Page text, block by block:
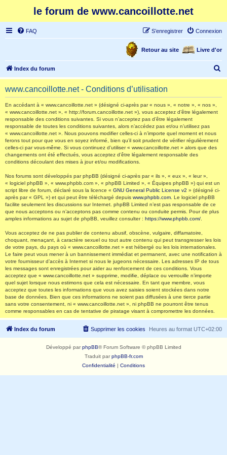
le forum de www.cancoillotte.net
FAQ Connexion
S’enregistrer
Livre d'or
Retour au site
Index du forum
e
www.cancoillotte.net - Conditions d’utilisation
En accédant à « www.cancoillotte.net » (désigné ci-après par « nous », « notre », « nos »,
« www.cancoillotte.net », « http://forum.cancoillotte.net »), vous acceptez d’être légalement
responsable des conditions suivantes. Si vous n’acceptez pas d’être légalement
responsable de toutes les conditions suivantes, alors n’accédez pas et/ou n’utilisez pas
« www.cancoillotte.net ». Nous pouvons modifier celles-ci à n’importe quel moment et nous
ferons tout pour que vous en soyez informé, bien qu’il soit prudent de vérifier régulièrement
celles-ci par vous-même. Si vous continuez d’utiliser « www.cancoillotte.net » alors que des
changements ont été effectués, vous acceptez d’être légalement responsable des
conditions découlant des mises à jour et/ou modifications.
Nos forums sont développés par phpBB (désigné ci-après par « ils », « eux », « leur »,
« logiciel phpBB », « www.phpbb.com », « phpBB Limited », « Équipes phpBB ») qui est un
script libre de forum, déclaré sous la licence « GNU General Public License v2 » (désigné ci-
après par « GPL ») et qui peut être téléchargé depuis www.phpbb.com . Le logiciel phpBB
facilite seulement les discussions sur Internet. phpBB Limited n’est pas responsable de ce
que nous acceptons ou n’acceptons pas comme contenu ou conduite permis. Pour de plus
amples informations au sujet de phpBB, veuillez consulter : https://www.phpbb.com/
Vous acceptez de ne pas publier de contenu abusif, obscène, vulgaire, diffamatoire,
choquant, menaçant, à caractère sexuel ou tout autre contenu qui peut transgresser les lois
de votre pays, du pays où « www.cancoillotte.net » est hébergé ou les lois internationales.
Le faire peut vous mener à un bannissement immédiat et permanent, avec une notification à
votre fournisseur d’accès à Internet si nous le jugeons nécessaire. Les adresses IP de tous
les messages sont enregistrées pour aider au renforcement de ces conditions. Vous
acceptez que « www.cancoillotte.net » supprime, modifie, déplace ou verrouille n’importe
quel sujet lorsque nous estimons que cela est nécessaire. En tant que membre, vous
acceptez que toutes les informations que vous avez saisies soient stockées dans notre
base de données. Bien que ces informations ne soient pas diffusées à une tierce partie
sans votre consentement, ni « www.cancoillotte.net », ni phpBB ne pourront être tenus
comme responsables en cas de tentative de piratage visant à compromettre les données.
Index du forum Heures au format UTC+02:00
Supprimer les cookies
Développé parphpBB® Forum Software © phpBB Limited
Traduit parphpBB-fr.com
Confidentialité | Conditions